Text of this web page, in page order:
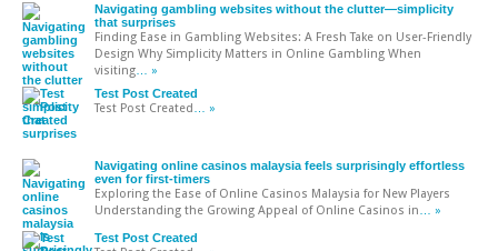
Navigating gambling websites without the clutter—simplicity
that surprises
Finding Ease in Gambling Websites: A Fresh Take on User-Friendly
Design Why Simplicity Matters in Online Gambling When
visiting … »
Test Post Created
Test Post Created … »
Navigating online casinos malaysia feels surprisingly effortless
even for first-timers
Exploring the Ease of Online Casinos Malaysia for New Players
Understanding the Growing Appeal of Online Casinos in … »
Test Post Created